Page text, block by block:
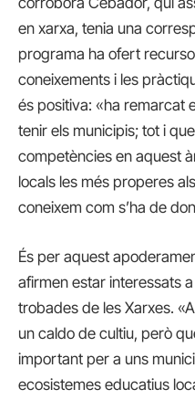
en xarxa, tenia una
programa ha ofert
coneixements i les
és positiva: «ha remarcat
tenir els municipis; tot i
competències en aquest
locals les més properes
coneixem com s’ha de
És per aquest
afirmen estar interessats
trobades de les Xarxes.
un caldo de cultiu, però
important per a uns
ecosistemes educatius